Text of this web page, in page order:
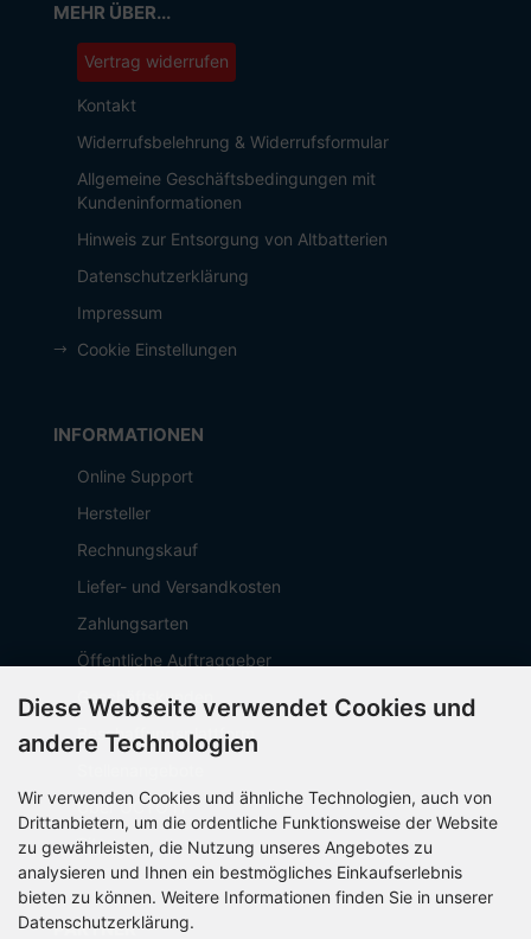
MEHR ÜBER...
Vertrag widerrufen
Kontakt
Widerrufsbelehrung & Widerrufsformular
Allgemeine Geschäftsbedingungen mit
Kundeninformationen
Hinweis zur Entsorgung von Altbatterien
Datenschutzerklärung
Impressum
Cookie Einstellungen
INFORMATIONEN
Online Support
Hersteller
Rechnungskauf
Liefer- und Versandkosten
Zahlungsarten
Öffentliche Auftraggeber
Geschäftskunden
Beschaffungsplattform
Über OCTO IT
Sitemap
PARTNER
Diese Webseite verwendet Cookies und
andere Technologien
Wir verwenden Cookies und ähnliche Technologien, auch von
Drittanbietern, um die ordentliche Funktionsweise der Website
zu gewährleisten, die Nutzung unseres Angebotes zu
analysieren und Ihnen ein bestmögliches Einkaufserlebnis
bieten zu können. Weitere Informationen finden Sie in unserer
Datenschutzerklärung.